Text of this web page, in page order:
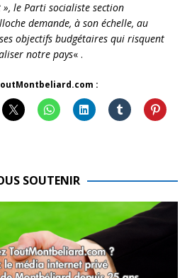
», le Parti socialiste section
demande, à son échelle, au
objectifs budgétaires qui risquent
notre pays« .
:
SOUTENIR